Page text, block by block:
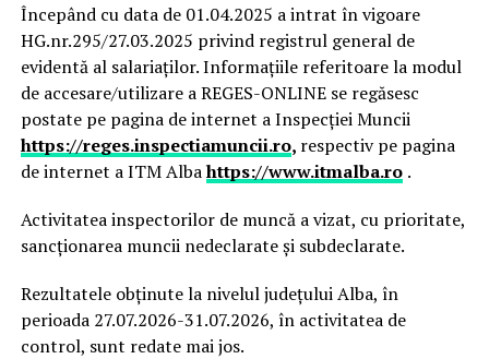
Începând cu data de 01.04.2025 a intrat în vigoare
HG.nr.295/27.03.2025 privind registrul general de
evidentă al salariaților. Informațiile referitoare la modul
de accesare/utilizare a REGES-ONLINE se regăsesc
postate pe pagina de internet a Inspecției Muncii
https://reges.inspectiamuncii.ro, respectiv pe pagina
de internet a ITM Albahttps://www.itmalba.ro .
Activitatea inspectorilor de muncă a vizat, cu prioritate,
sancționarea muncii nedeclarate și subdeclarate.
Rezultatele obținute la nivelul județului Alba, în
perioada 27.07.2026-31.07.2026, în activitatea de
control, sunt redate mai jos.